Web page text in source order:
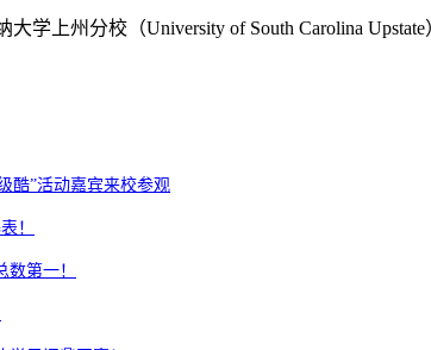
学上州分校（University of South Carolina
酷”活动嘉宾来校参观
！
第一！